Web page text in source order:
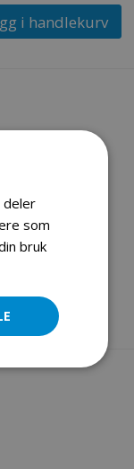
i handlekurv
deler
som
bruk